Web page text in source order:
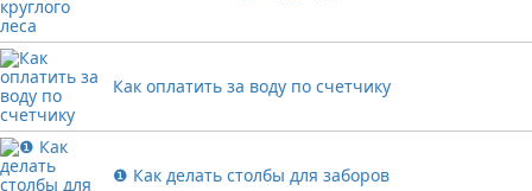
Как оплатить за воду по счетчику
❶ Как делать столбы для заборов